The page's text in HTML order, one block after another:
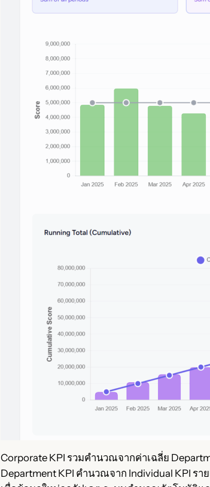
Corporate KPI รวมคำนวณจากค่าเฉลี่ย
Department KPI คำนวณจาก Individual KPI รา